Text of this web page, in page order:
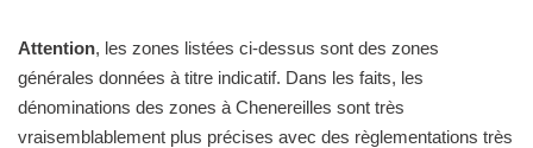
Attention, les zones listées ci-dessus sont des zones
générales données à titre indicatif. Dans les faits, les
dénominations des zones à Chenereilles sont très
vraisemblablement plus précises avec des règlementations très